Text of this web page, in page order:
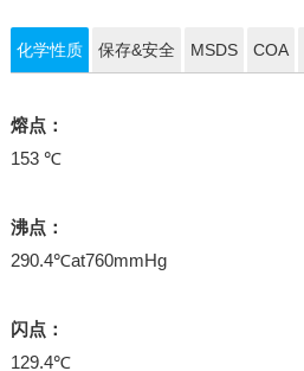
化学性质 保存&安全 MSDS COA
熔点：
153 ℃
沸点：
290.4℃at760mmHg
闪点：
129.4℃